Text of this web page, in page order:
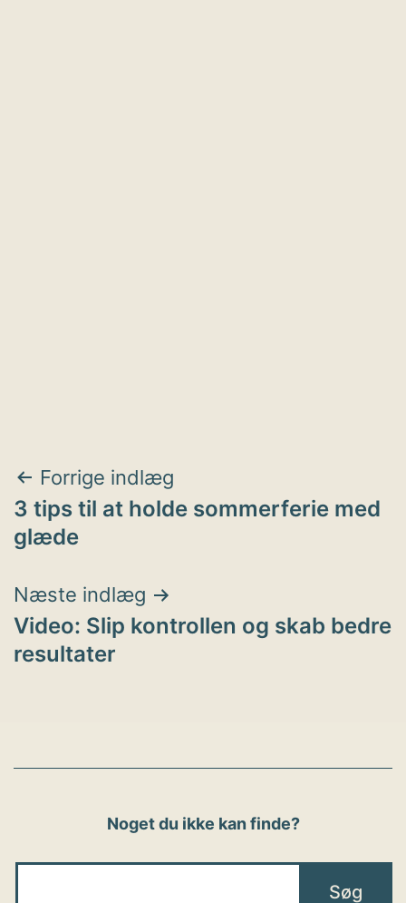
Indlægsnavigation
Forrige indlæg
3 tips til at holde sommerferie med
glæde
Næste indlæg
Video: Slip kontrollen og skab bedre
resultater
Noget du ikke kan finde?